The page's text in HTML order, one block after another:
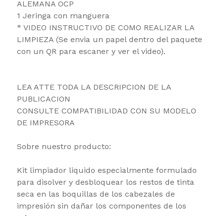
ALEMANA OCP
1 Jeringa con manguera
* VIDEO INSTRUCTIVO DE COMO REALIZAR LA
LIMPIEZA (Se envia un papel dentro del paquete
con un QR para escaner y ver el video).
LEA ATTE TODA LA DESCRIPCION DE LA
PUBLICACION
CONSULTE COMPATIBILIDAD CON SU MODELO
DE IMPRESORA
Sobre nuestro producto:
Kit limpiador liquido especialmente formulado
para disolver y desbloquear los restos de tinta
seca en las boquillas de los cabezales de
impresión sin dañar los componentes de los